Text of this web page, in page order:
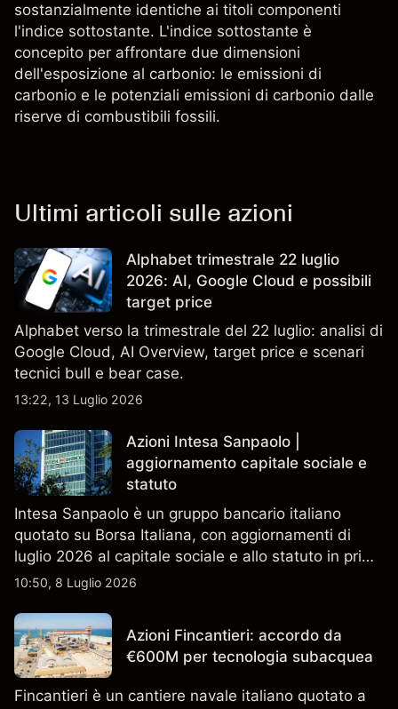
sostanzialmente identiche ai titoli componenti
l'indice sottostante. L'indice sottostante è
concepito per affrontare due dimensioni
dell'esposizione al carbonio: le emissioni di
carbonio e le potenziali emissioni di carbonio dalle
riserve di combustibili fossili.
Ultimi articoli sulle azioni
Alphabet trimestrale 22 luglio
2026: AI, Google Cloud e possibili
target price
Alphabet verso la trimestrale del 22 luglio: analisi di
Google Cloud, AI Overview, target price e scenari
tecnici bull e bear case.
13:22, 13 Luglio 2026
Azioni Intesa Sanpaolo |
aggiornamento capitale sociale e
statuto
Intesa Sanpaolo è un gruppo bancario italiano
quotato su Borsa Italiana, con aggiornamenti di
luglio 2026 al capitale sociale e allo statuto in primo
piano. Esplora i target price ISP di terze parti e
un indicatore affidabile dei risultati futuri.
10:50, 8 Luglio 2026
Azioni Fincantieri: accordo da
€600M per tecnologia subacquea
Fincantieri è un cantiere navale italiano quotato a